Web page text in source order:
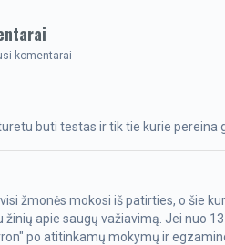
komentarai
buti testas ir tik tie kurie pereina
žmonės mokosi iš patirties, o šie
žinių apie saugų važiavimą. Jei nuo
po atitinkamų mokymų ir